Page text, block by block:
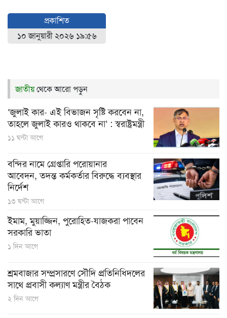
প্রকাশিত
১০ জানুয়ারী ২০২৬ ১৯:৫৬
জাতীয়থেকে আরো পড়ুন
‘জুলাই কার- এই বিভাজন সৃষ্টি করবেন না,
তাহলে জুলাই কারও থাকবে না’ : স্বরাষ্ট্রমন্ত্রী
১১ ঘন্টা আগে
বন্দির নামে গ্রেপ্তারি পরোয়ানার
আবেদন, তদন্ত কর্মকর্তার বিরুদ্ধে ব্যবস্থার
নির্দেশ
১৩ ঘন্টা আগে
ইমাম, মুয়াজ্জিন, পুরোহিত-যাজকরা পাবেন
সরকারি ভাতা
১ দিন আগে
শ্রমবাজার সম্প্রসারণে সৌদি প্রতিনিধিদলের
সাথে প্রবাসী কল্যাণ মন্ত্রীর বৈঠক
২ দিন আগে